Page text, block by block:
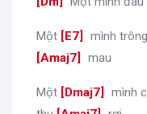
Một [E7 mình
Amaj7
mau
Một [Dmaj7
mình